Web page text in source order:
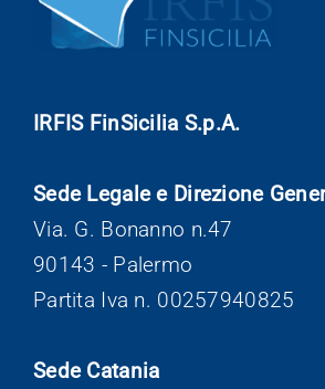
IRFIS FinSicilia S.p.A.
Sede Legale e Direzione
Via. G. Bonanno n.47
90143 - Palermo
Partita Iva n. 00257940825
Sede Catania